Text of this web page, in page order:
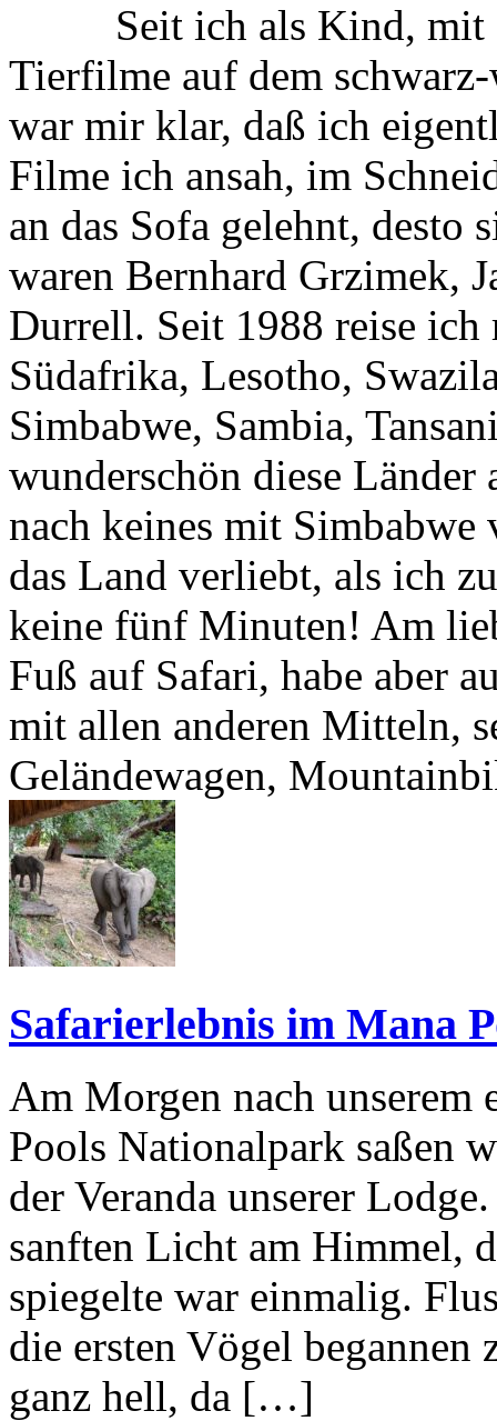
Seit ich als Kind, mit
Tierfilme auf dem
war mir klar, daß ich
Filme ich ansah, im
an das Sofa gelehnt, desto
waren Bernhard Grzimek,
Durrell. Seit 1988 reise
Südafrika, Lesotho,
Simbabwe, Sambia,
wunderschön diese
nach keines mit
das Land verliebt, als ich
keine fünf Minuten! Am
Fuß auf Safari, habe aber
mit allen anderen Mitteln,
Geländewagen,
Safarierlebnis im Mana
Am Morgen nach unserem
Pools Nationalpark saßen
der Veranda unserer
sanften Licht am Himmel,
spiegelte war einmalig.
die ersten Vögel
ganz hell, da […]